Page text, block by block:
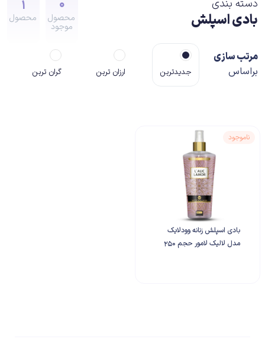
دسته بندی
بادی اسپلش
0
محصول
موجود
1
محصول
مرتب سازی
براساس
جدیدترین ارزان ترین گران ترین
بادی اسپلش زنانه وودلایک
مدل لالیک لامور حجم 250
ناموجود